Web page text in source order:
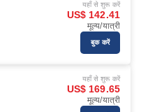
यहाँ से शुरू करें
US$ 142.41
मूल्य/यात्री
बुक करें
यहाँ से शुरू करें
US$ 169.65
मूल्य/यात्री